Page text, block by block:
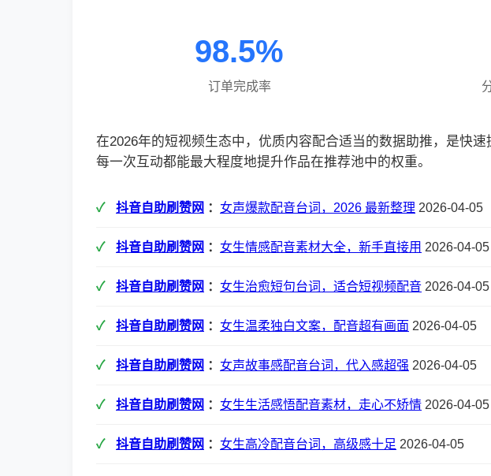
98.5%
订单完成率
在2026年的短视频生态中，优质内容配合适当的数据助推，是快
每一次互动都能最大程度地提升作品在推荐池中的权重。
抖音自助刷赞网 ： 女声爆款配音台词，2026 最新整理 2026-04-05
抖音自助刷赞网 ： 女生情感配音素材大全，新手直接用 2026-04-05
抖音自助刷赞网 ： 女生治愈短句台词，适合短视频配音 2026-04-05
抖音自助刷赞网 ： 女生温柔独白文案，配音超有画面 2026-04-05
抖音自助刷赞网 ： 女声故事感配音台词，代入感超强 2026-04-05
抖音自助刷赞网 ： 女生生活感悟配音素材，走心不矫情 2026-04-05
抖音自助刷赞网 ： 女生高冷配音台词，高级感十足 2026-04-05